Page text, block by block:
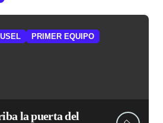
PRIMER EQUIPO
la puerta del